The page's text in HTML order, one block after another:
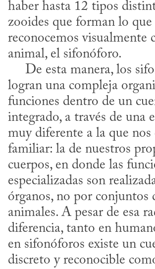
haber hasta 12 tipos
zooides que forman lo que
reconocemos visualmente
animal, el sifonóforo.
logran una compleja
funciones dentro de un
integrado, a través de una
muy diferente a la que nos
familiar: la de nuestros
cuerpos, en donde las
especializadas son
órganos, no por conjuntos
animales. A pesar de esa
diferencia, tanto en
en sifonóforos existe un
discreto y reconocible